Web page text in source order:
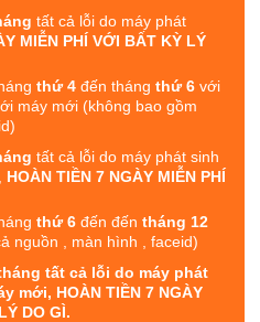
tất cả lỗi do máy phát
MIỄN PHÍ VỚI BẤT KỲ LÝ
thứ 4 đến thángthứ 6 với
máy mới (không bao gồm
tất cả lỗi do máy phát sinh
HOÀN TIỀN 7 NGÀY MIỄN PHÍ
thứ 6 đến đếntháng 12
nguồn , màn hình , faceid)
tất cả lỗi do máy phát
mới, HOÀN TIỀN 7 NGÀY
DO GÌ.